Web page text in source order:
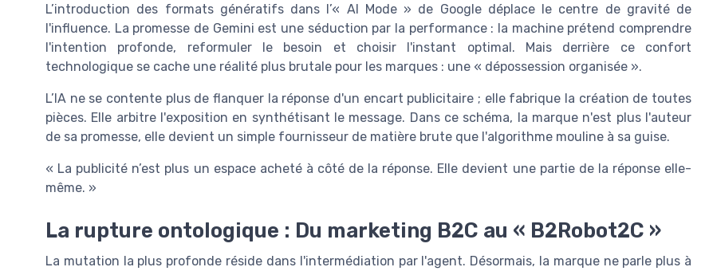
L’introduction des formats génératifs dans l’« AI Mode » de Google déplace le centre de gravité de
l'influence. La promesse de Gemini est une séduction par la performance : la machine prétend comprendre
l'intention profonde, reformuler le besoin et choisir l'instant optimal. Mais derrière ce confort
technologique se cache une réalité plus brutale pour les marques : une « dépossession organisée ».
L’IA ne se contente plus de flanquer la réponse d'un encart publicitaire ; elle fabrique la création de toutes
pièces. Elle arbitre l'exposition en synthétisant le message. Dans ce schéma, la marque n'est plus l'auteur
de sa promesse, elle devient un simple fournisseur de matière brute que l'algorithme mouline à sa guise.
« La publicité n’est plus un espace acheté à côté de la réponse. Elle devient une partie de la réponse elle-
même. »
La rupture ontologique : Du marketing B2C au « B2Robot2C »
La mutation la plus profonde réside dans l'intermédiation par l'agent. Désormais, la marque ne parle plus à